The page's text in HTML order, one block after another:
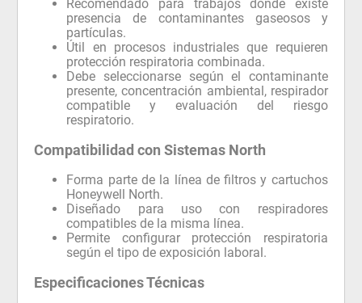
Recomendado para trabajos donde existe
presencia de contaminantes gaseosos y
partículas.
Útil en procesos industriales que requieren
protección respiratoria combinada.
Debe seleccionarse según el contaminante
presente, concentración ambiental, respirador
compatible y evaluación del riesgo
respiratorio.
Compatibilidad con Sistemas North
Forma parte de la línea de filtros y cartuchos
Honeywell North.
Diseñado para uso con respiradores
compatibles de la misma línea.
Permite configurar protección respiratoria
según el tipo de exposición laboral.
Especificaciones Técnicas